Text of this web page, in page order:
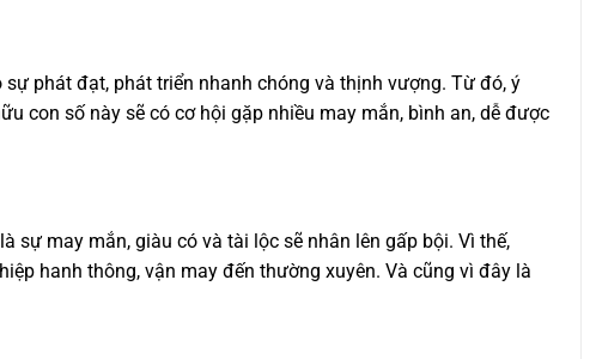
phát đạt, phát triển nhanh chóng và thịnh vượng. Từ đó, ý
con số này sẽ có cơ hội gặp nhiều may mắn, bình an, dễ được
sự may mắn, giàu có và tài lộc sẽ nhân lên gấp bội. Vì thế,
hanh thông, vận may đến thường xuyên. Và cũng vì đây là